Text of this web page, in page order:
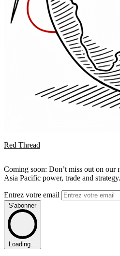
Red Thread
Coming soon: Don’t miss out on
Asia Pacific power, trade and strategy.
Entrez votre email
S'abonner
Loading...